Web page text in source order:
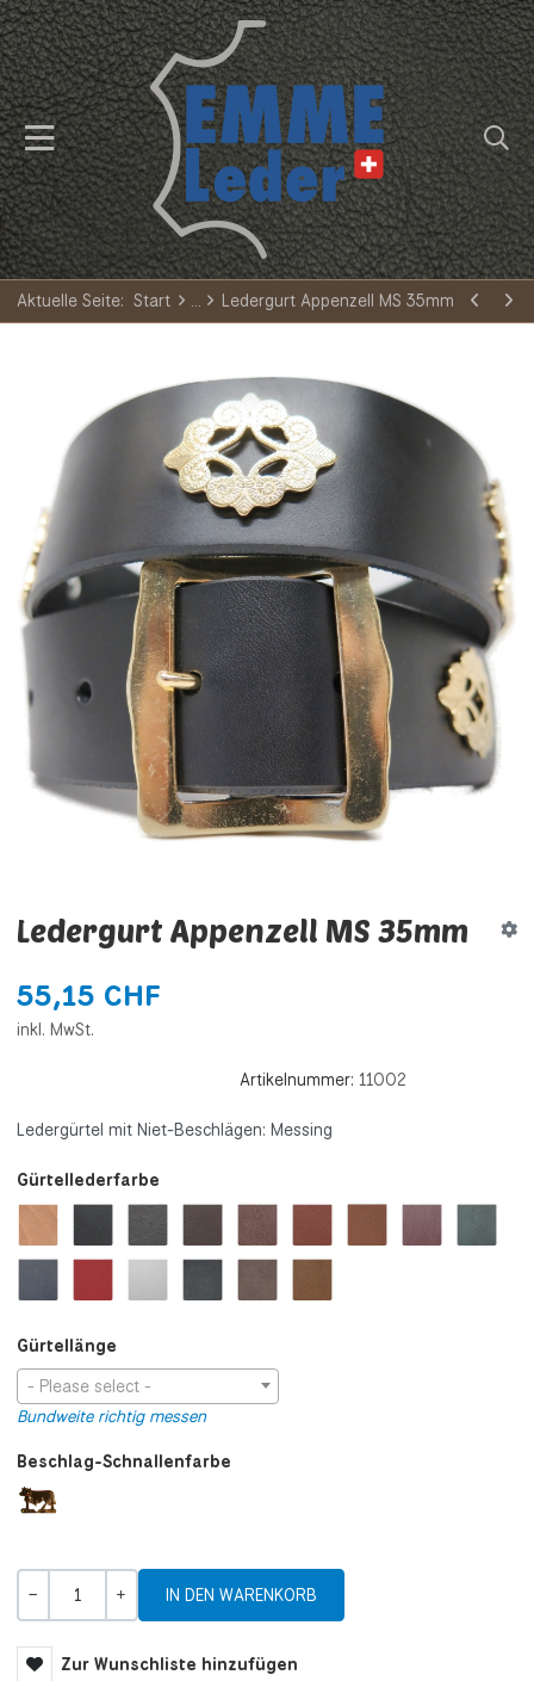
Aktuelle Seite: Start Ledergurt Appenzell MS 35mm
Ledergurt Appenzell MS 35mm
55,15 CHF
inkl. MwSt.
Artikelnummer: 11002
Ledergürtel mit Niet-Beschlägen: Messing
Gürtellederfarbe
Gürtellänge
- Please select -
Bundweite richtig messen
Beschlag-Schnallenfarbe
Zur Wunschliste hinzufügen